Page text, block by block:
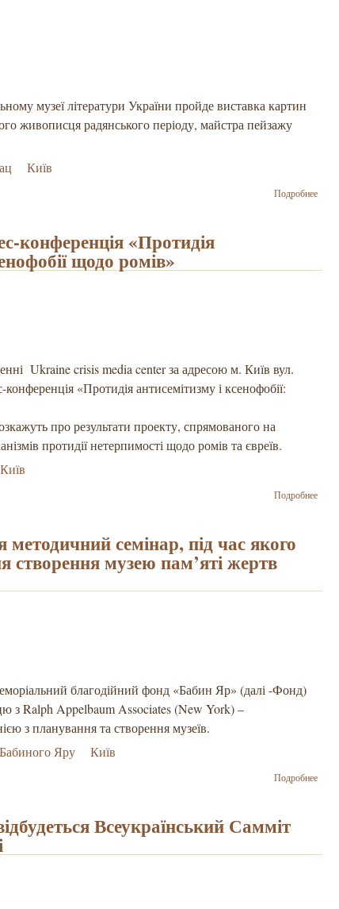
музеї літератури України пройде виставка картин
живописця радянського періоду, майстра пейзажу
Київ
Подробнеео В
конференція «Протидія
щодо ромів»
Ukraine crisis media center за адресою м. Київ вул.
«Протидія антисемітизму і ксенофобії:
про результати проекту, спрямованого на
протидії нетерпимості щодо ромів та євреїв.
Київ
Подробнеео У
методичний семінар, під час якого
створення музею пам’яті жертв
благодійний фонд «Бабин Яр» (далі -Фонд)
з Ralph Appelbaum Associates (New York) –
з планування та створення музеїв.
Яру Київ
Подробнеео В
Всеукраїнський Самміт